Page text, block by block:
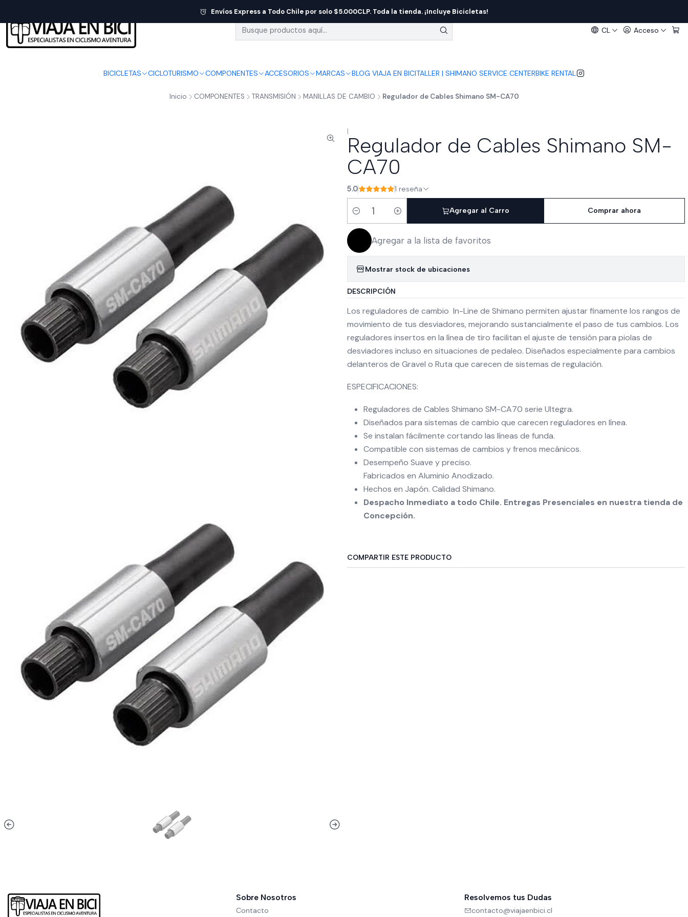
CL Acceso
BICICLETAS CICLOTURISMO COMPONENTES ACCESORIOS MARCAS BLOG VIAJA EN BICITALLER | SHIMANO SERVICE CENTERBIKE RENTAL
Envíos Express a Todo Chile por solo $5.000CLP. Toda la tienda. ¡Incluye Bicicletas!
Inicio COMPONENTES TRANSMISIÓN MANILLAS DE CAMBIO Regulador de Cables Shimano SM-CA70
|
Regulador de Cables Shimano SM-
CA70
5.0 1 reseña
Cantidad
Agregar al Carro Comprar ahora
Agregar a la lista de favoritos
Mostrar stock de ubicaciones
DESCRIPCIÓN
Los reguladores de cambio In-Line de Shimano permiten ajustar finamente los rangos de
movimiento de tus desviadores, mejorando sustancialmente el paso de tus cambios. Los
reguladores insertos en la línea de tiro facilitan el ajuste de tensión para piolas de
desviadores incluso en situaciones de pedaleo. Diseñados especialmente para cambios
delanteros de Gravel o Ruta que carecen de sistemas de regulación.
ESPECIFICACIONES:
Reguladores de Cables Shimano SM-CA70 serie Ultegra.
Diseñados para sistemas de cambio que carecen reguladores en línea.
Se instalan fácilmente cortando las líneas de funda.
Compatible con sistemas de cambios y frenos mecánicos.
Desempeño Suave y preciso.
Fabricados en Aluminio Anodizado.
Hechos en Japón. Calidad Shimano.
Despacho Inmediato a todo Chile. Entregas Presenciales en nuestra tienda de
Concepción.
COMPARTIR ESTE PRODUCTO
Sobre Nosotros
Contacto
Resolvemos tus Dudas
contacto@viajaenbici.cl